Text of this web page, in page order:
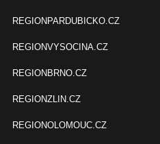
REGIONPARDUBICKO.CZ
REGIONVYSOCINA.CZ
REGIONBRNO.CZ
REGIONZLIN.CZ
REGIONOLOMOUC.CZ